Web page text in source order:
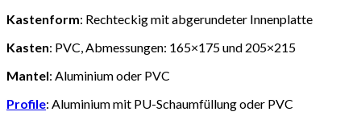
Kastenform: Rechteckig mit abgerundeter Innenplatte
Kasten: PVC, Abmessungen: 165×175 und 205×215
Mantel: Aluminium oder PVC
Profile: Aluminium mit PU-Schaumfüllung oder PVC